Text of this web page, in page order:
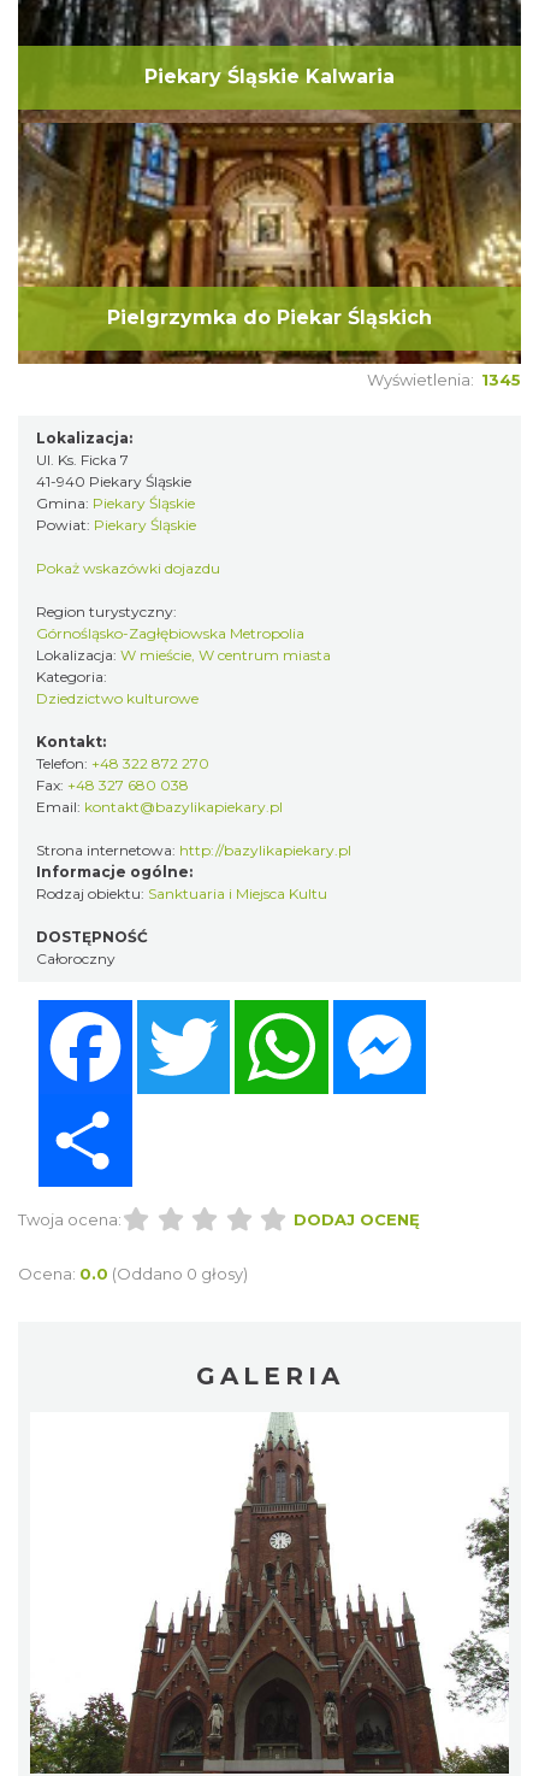
Piekary Śląskie Kalwaria
Pielgrzymka do Piekar Śląskich
Wyświetlenia: 1345
Lokalizacja:
Ul. Ks. Ficka 7
41-940 Piekary Śląskie
Gmina: Piekary Śląskie
Powiat: Piekary Śląskie
Pokaż wskazówki dojazdu
Region turystyczny:
Górnośląsko-Zagłębiowska Metropolia
Lokalizacja: W mieście, W centrum miasta
Kategoria:
Dziedzictwo kulturowe
Kontakt:
Telefon: +48 322 872 270
Fax: +48 327 680 038
Email: kontakt@bazylikapiekary.pl
Strona internetowa: http://bazylikapiekary.pl
Informacje ogólne:
Rodzaj obiektu: Sanktuaria i Miejsca Kultu
DOSTĘPNOŚĆ
Całoroczny
Twitter WhatsApp
Twoja ocena: DODAJ OCENĘ
Ocena: 0.0 (Oddano 0 głosy)
GALERIA